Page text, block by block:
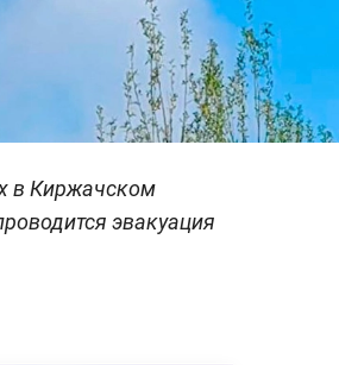
в Киржачском
эвакуация